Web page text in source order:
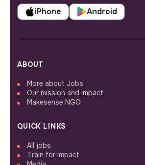
iPhone Android
ABOUT
More about Jobs
Our mission and impact
Makesense NGO
QUICK LINKS
All jobs
Train for impact